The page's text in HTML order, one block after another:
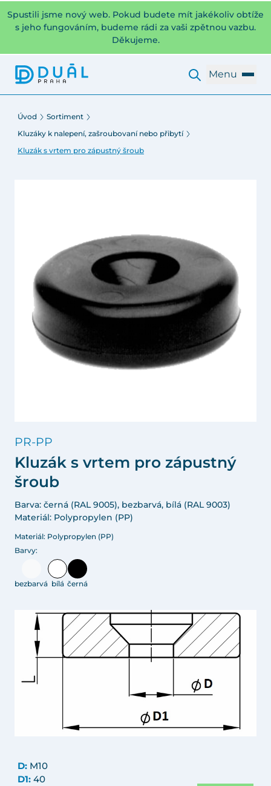
Spustili jsme nový web. Pokud budete mít jakékoliv obtíže
s jeho fungováním, budeme rádi za vaši zpětnou vazbu.
Děkujeme.
Menu
Úvod
Sortiment
Kluzáky k nalepení, zašroubovaní nebo přibytí
Kluzák s vrtem pro zápustný šroub
PR-PP
Kluzák s vrtem pro zápustný
šroub
Barva: černá (RAL 9005), bezbarvá, bílá (RAL 9003)
Materiál: Polypropylen (PP)
Materiál: Polypropylen (PP)
Barvy:
bezbarvá bílá černá
D: M10
D1: 40